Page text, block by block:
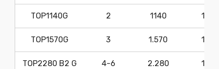
TOP1140G 2 1140 1200
TOP1570G 3 1.570 1200
TOP2280 B2 G 4-6 2.280 1200